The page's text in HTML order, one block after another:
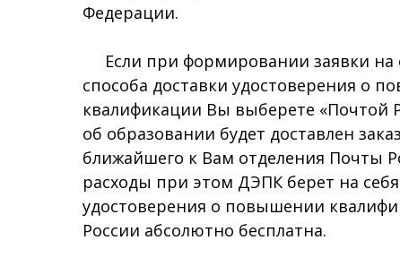
Федерации.
Если при формировании заявки на
способа доставки удостоверения о
квалификации Вы выберете «Почтой
об образовании будет доставлен
ближайшего к Вам отделения Почты
расходы при этом ДЭПК берет на себя
удостоверения о повышении
России абсолютно бесплатна.